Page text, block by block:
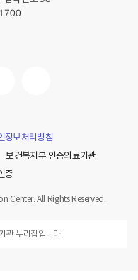
정보처리방침
보건복지부 인증의료기관
증
All Rights Reserved.
관 누리집입니다.